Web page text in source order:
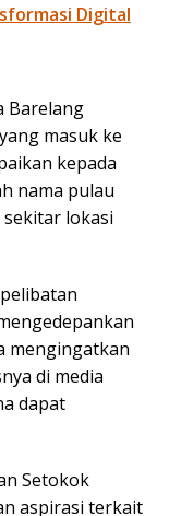
Digital
Barelang
masuk ke
kepada
nama pulau
lokasi
mengingatkan
di media
dapat
Setokok
aspirasi terkait